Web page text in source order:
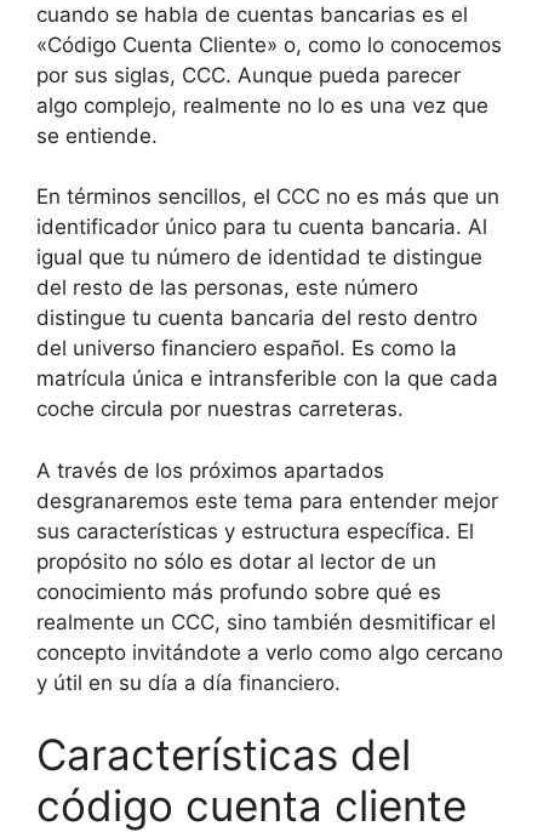
cuando se habla de cuentas bancarias es el
«Código Cuenta Cliente» o, como lo conocemos
por sus siglas, CCC. Aunque pueda parecer
algo complejo, realmente no lo es una vez que
se entiende.
En términos sencillos, el CCC no es más que un
identificador único para tu cuenta bancaria. Al
igual que tu número de identidad te distingue
del resto de las personas, este número
distingue tu cuenta bancaria del resto dentro
del universo financiero español. Es como la
matrícula única e intransferible con la que cada
coche circula por nuestras carreteras.
A través de los próximos apartados
desgranaremos este tema para entender mejor
sus características y estructura específica. El
propósito no sólo es dotar al lector de un
conocimiento más profundo sobre qué es
realmente un CCC, sino también desmitificar el
concepto invitándote a verlo como algo cercano
y útil en su día a día financiero.
Características del
código cuenta cliente